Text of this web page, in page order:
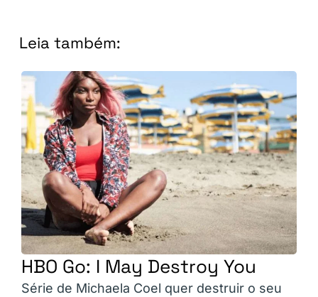
Leia também:
HBO Go: I May Destroy You
Série de Michaela Coel quer destruir o seu